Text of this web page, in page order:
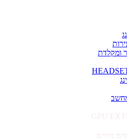
ומקלדת